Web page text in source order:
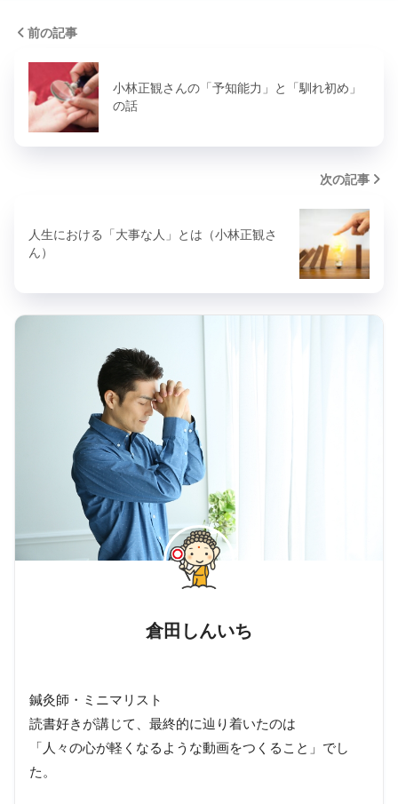
前の記事
小林正観さんの「予知能力」と「馴れ初め」
の話
次の記事
人生における「大事な人」とは（小林正観さ
ん）
倉田しんいち
鍼灸師・ミニマリスト
読書好きが講じて、最終的に辿り着いたのは
「人々の心が軽くなるような動画をつくること」でし
た。